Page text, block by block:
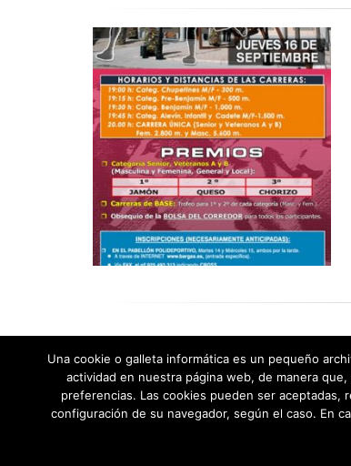
Una cookie o galleta informática es un pequeño
actividad en nuestra página web, de manera
preferencias. Las cookies pueden ser aceptadas,
configuración de su navegador, según el caso. En